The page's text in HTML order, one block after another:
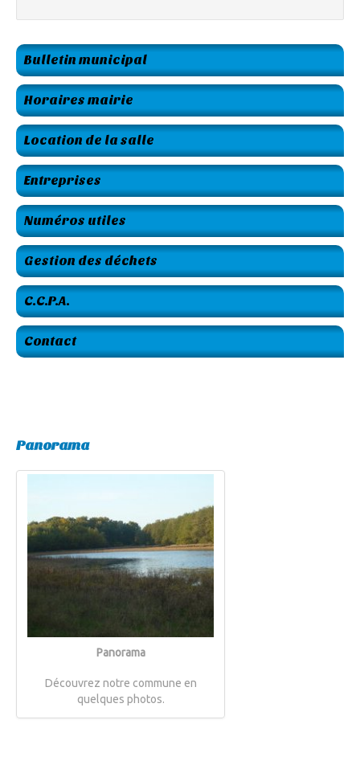
Bulletin municipal
Horaires mairie
Location de la salle
Entreprises
Numéros utiles
Gestion des déchets
C.C.P.A.
Contact
Panorama
Panorama
Découvrez notre commune en
quelques photos.